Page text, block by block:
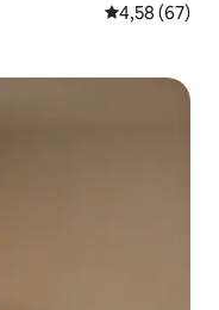
Évaluation
4,58 (67)